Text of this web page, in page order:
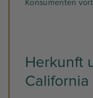
Konsumenten
Herkunft
California